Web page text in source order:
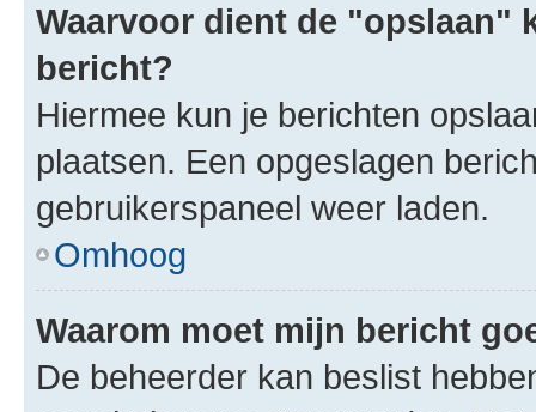
Waarvoor dient de "opslaan"
bericht?
Hiermee kun je berichten
plaatsen. Een opgeslagen
gebruikerspaneel weer laden.
Omhoog
Waarom moet mijn bericht
De beheerder kan beslist